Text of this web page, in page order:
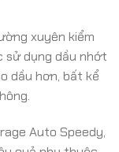
xuyên kiểm
sử dụng dầu nhớt
dầu hơn, bất kể
Auto Speedy,